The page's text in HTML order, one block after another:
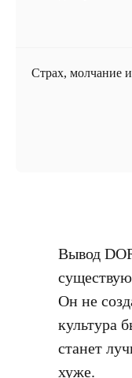
Страх, молчание
Вывод
Он не
культура
станет
хуже.